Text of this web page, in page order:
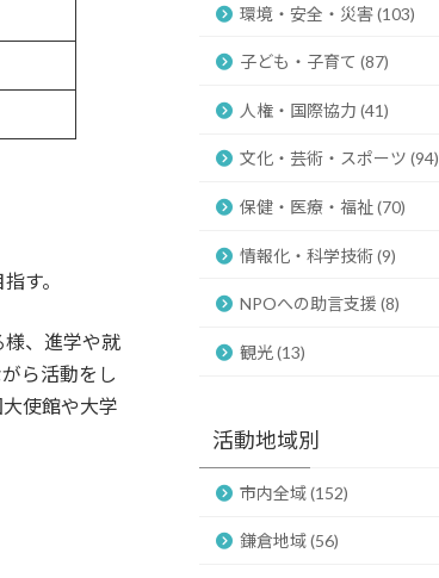
す。
、進学や就
ら活動をし
使館や大学
環境・安全・災害 (103)
子ども・子育て (87)
人権・国際協力 (41)
文化・芸術・スポーツ (94)
保健・医療・福祉 (70)
情報化・科学技術 (9)
NPOへの助言支援 (8)
観光 (13)
活動地域別
市内全域 (152)
鎌倉地域 (56)